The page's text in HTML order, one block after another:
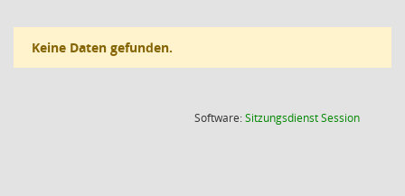
Keine Daten gefunden.
Software:SitzungsdienstSession(Wird in